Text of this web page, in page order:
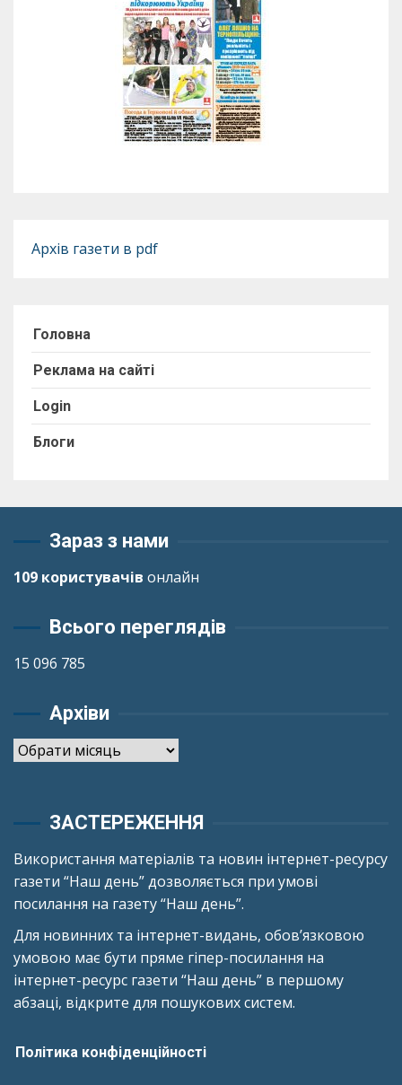
Архів газети в pdf
Головна
Реклама на сайті
Login
Блоги
Зараз з нами
109 користувачів онлайн
Всього переглядів
15 096 785
Архіви
Архіви
ЗАСТЕРЕЖЕННЯ
Використання матеріалів та новин інтернет-ресурсу
газети “Наш день” дозволяється при умові
посилання на газету “Наш день”.
Для новинних та інтернет-видань, обов’язковою
умовою має бути пряме гіпер-посилання на
інтернет-ресурс газети “Наш день” в першому
абзаці, відкрите для пошукових систем.
Політика конфіденційності